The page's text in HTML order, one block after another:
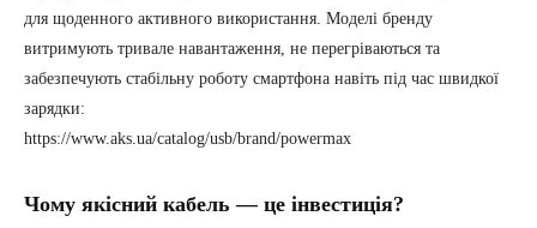
для щоденного активного використання. Моделі бренду
витримують тривале навантаження, не перегріваються та
забезпечують стабільну роботу смартфона навіть під час швидкої
зарядки:
https://www.aks.ua/catalog/usb/brand/powermax
Чому якісний кабель — це інвестиція?